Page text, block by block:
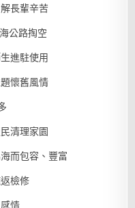
長輩辛苦
公路掏空
進駐使用
懷舊風情
清理家園
而包容、豐富
檢修